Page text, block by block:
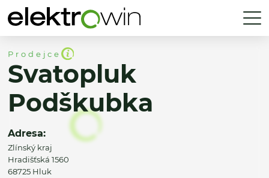
Prodejce
Svatopluk
Podškubka
Adresa:
Zlínský kraj
Hradišťská 1560
68725 Hluk